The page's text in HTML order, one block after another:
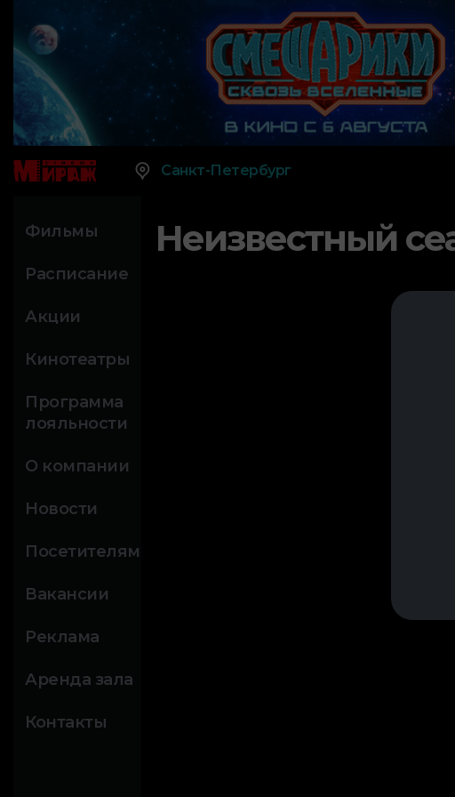
Санкт-Петербург
Фильмы
Расписание
Акции
Кинотеатры
Программа
лояльности
О компании
Новости
Посетителям
Вакансии
Реклама
Аренда зала
Контакты
Неизвестный